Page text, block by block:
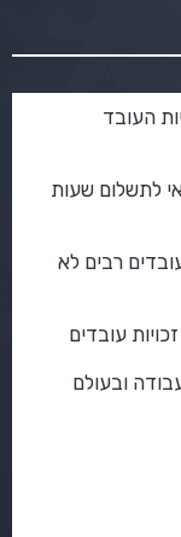
העובד
לתשלום שעות
רבים לא
עובדים
ובעולם